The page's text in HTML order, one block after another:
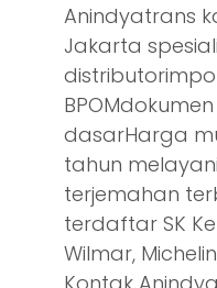
Anindyatrans
Jakarta
dasarHarga
tahun
terjemahan
terdaftar SK
Wilmar,